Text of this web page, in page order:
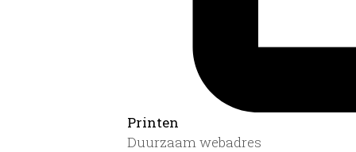
Printen
Duurzaam webadres